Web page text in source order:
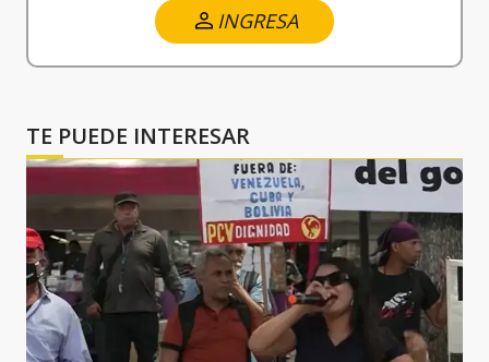
INGRESA
TE PUEDE INTERESAR